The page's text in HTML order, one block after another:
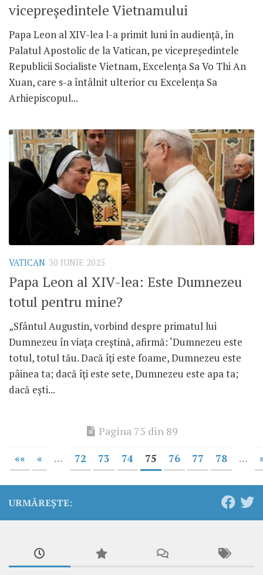
vicepreședintele Vietnamului
Papa Leon al XIV-lea l-a primit luni în audiență, în
Palatul Apostolic de la Vatican, pe vicepreședintele
Republicii Socialiste Vietnam, Excelența Sa Vo Thi An
Xuan, care s-a întâlnit ulterior cu Excelența Sa
Arhiepiscopul...
VATICAN 30 IUNIE 2025
Papa Leon al XIV-lea: Este Dumnezeu
totul pentru mine?
„Sfântul Augustin, vorbind despre primatul lui
Dumnezeu în viața creștină, afirmă: ‘Dumnezeu este
totul, totul tău. Dacă îți este foame, Dumnezeu este
pâinea ta; dacă îți este sete, Dumnezeu este apa ta;
dacă ești...
Pagina 75 din 89
«« « ... 72 73 74 75 76 77 78 ...
URMĂREȘTE: